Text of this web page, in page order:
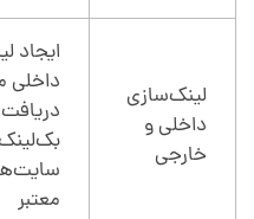
لینک‌سازی
داخلی و
خارجی
ایجاد
داخلی
دریافت
معتبر